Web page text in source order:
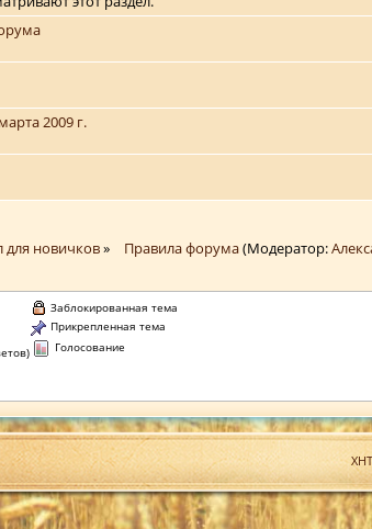
2009 г.
для новичков» Правила форума(Модератор:
Заблокированная тема
Прикрепленная тема
Голосование